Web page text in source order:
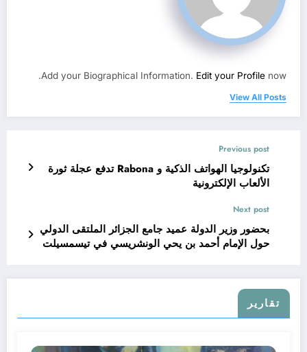
Add your Biographical Information. Edit your Profile now.
View All Posts
Previous post
تكنولوجيا الهواتف الذكية و Rabona تدفع عجلة ثورة
الألعاب الإلكترونية
Next post
بحضور وزير الدولة عميد جامع الجزائر الملتقى الدولي
حول الإمام أحمد بن يحي الونشريسي في تيسمسيلت
تقارير